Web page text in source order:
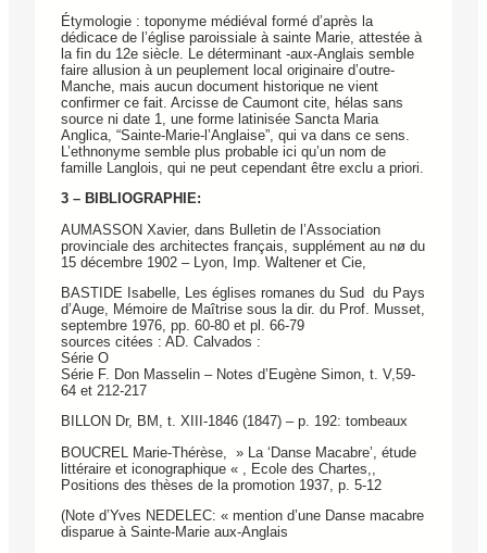
Étymologie : toponyme médiéval formé d’après la
dédicace de l’église paroissiale à sainte Marie, attestée à
la fin du 12e siècle. Le déterminant -aux-Anglais semble
faire allusion à un peuplement local originaire d’outre-
Manche, mais aucun document historique ne vient
confirmer ce fait. Arcisse de Caumont cite, hélas sans
source ni date 1, une forme latinisée Sancta Maria
Anglica, “Sainte-Marie-l’Anglaise”, qui va dans ce sens.
L’ethnonyme semble plus probable ici qu’un nom de
famille Langlois, qui ne peut cependant être exclu a priori.
3 – BIBLIOGRAPHIE:
AUMASSON Xavier, dans Bulletin de l’Association
provinciale des architectes français, supplément au nø du
15 décembre 1902 – Lyon, Imp. Waltener et Cie,
BASTIDE Isabelle, Les églises romanes du Sud du Pays
d’Auge, Mémoire de Maîtrise sous la dir. du Prof. Musset,
septembre 1976, pp. 60-80 et pl. 66-79
sources citées : AD. Calvados :
Série O
Série F. Don Masselin – Notes d’Eugène Simon, t. V,59-
64 et 212-217
BILLON Dr, BM, t. XIII-1846 (1847) – p. 192: tombeaux
BOUCREL Marie-Thérèse, » La ‘Danse Macabre’, étude
littéraire et iconographique « , Ecole des Chartes,,
Positions des thèses de la promotion 1937, p. 5-12
(Note d’Yves NEDELEC: « mention d’une Danse macabre
disparue à Sainte-Marie aux-Anglais